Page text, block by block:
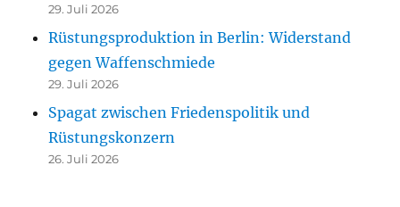
29. Juli 2026
Rüstungsproduktion in Berlin: Widerstand
gegen Waffenschmiede
29. Juli 2026
Spagat zwischen Friedenspolitik und
Rüstungskonzern
26. Juli 2026